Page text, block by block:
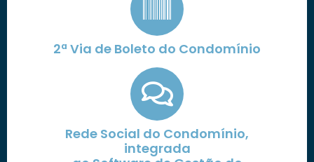
2ª Via de Boleto do Condomínio
Rede Social do Condomínio,
integrada